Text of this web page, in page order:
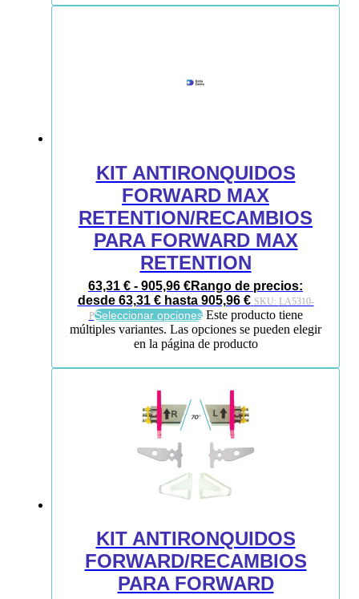
KIT ANTIRONQUIDOS
FORWARD MAX
RETENTION/RECAMBIOS
PARA FORWARD MAX
RETENTION
63,31 € - 905,96 €Rango de precios:
desde 63,31 € hasta 905,96 € SKU: LA5310-
PSeleccionar opciones Este producto tiene
múltiples variantes. Las opciones se pueden elegir
en la página de producto
KIT ANTIRONQUIDOS
FORWARD/RECAMBIOS
PARA FORWARD